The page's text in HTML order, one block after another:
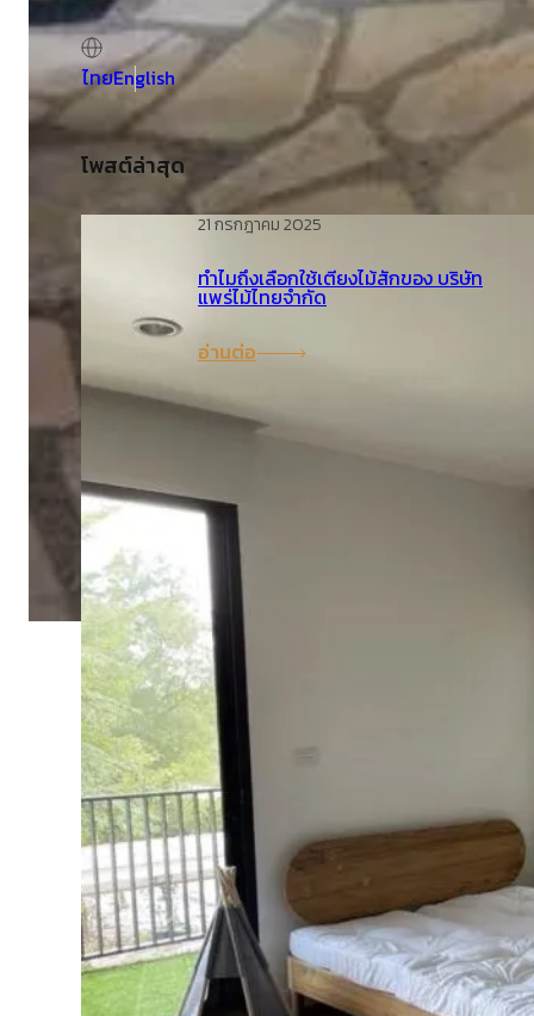
English
ไทย
โพสต์ล่าสุด
21 กรกฎาคม 2025
ทำไมถึงเลือกใช้เตียงไม้สักของ บริษัท
แพร่ไม้ไทยจำกัด
อ่านต่อ